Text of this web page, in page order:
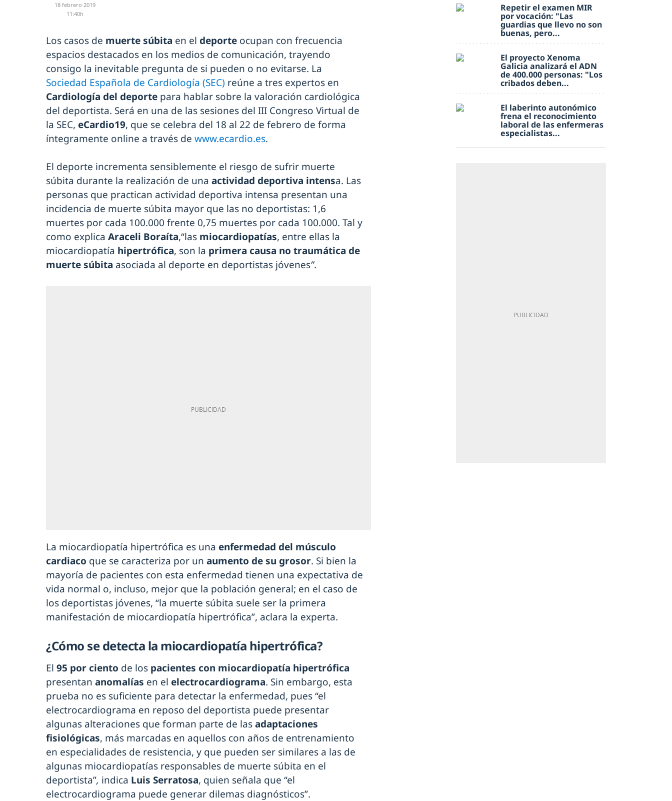
18 febrero 2019
11:40h
Los casos de muerte súbita en el deporte ocupan con frecuencia
espacios destacados en los medios de comunicación, trayendo
consigo la inevitable pregunta de si pueden o no evitarse. La
Sociedad Española de Cardiología (SEC) reúne a tres expertos en
Cardiología del deporte para hablar sobre la valoración cardiológica
del deportista. Será en una de las sesiones del III Congreso Virtual de
la SEC, eCardio19, que se celebra del 18 al 22 de febrero de forma
íntegramente online a través de www.ecardio.es.
El deporte incrementa sensiblemente el riesgo de sufrir muerte
súbita durante la realización de una actividad deportiva intensa. Las
personas que practican actividad deportiva intensa presentan una
incidencia de muerte súbita mayor que las no deportistas: 1,6
muertes por cada 100.000 frente 0,75 muertes por cada 100.000. Tal y
como explica Araceli Boraíta,“las miocardiopatías, entre ellas la
miocardiopatía hipertrófica, son la primera causa no traumática de
muerte súbita asociada al deporte en deportistas jóvenes”.
La miocardiopatía hipertrófica es una enfermedad del músculo
cardiaco que se caracteriza por un aumento de su grosor. Si bien la
mayoría de pacientes con esta enfermedad tienen una expectativa de
vida normal o, incluso, mejor que la población general; en el caso de
los deportistas jóvenes, “la muerte súbita suele ser la primera
manifestación de miocardiopatía hipertrófica”, aclara la experta.
¿Cómo se detecta la miocardiopatía hipertrófica?
El 95 por ciento de los pacientes con miocardiopatía hipertrófica
presentan anomalías en el electrocardiograma. Sin embargo, esta
prueba no es suficiente para detectar la enfermedad, pues “el
electrocardiograma en reposo del deportista puede presentar
algunas alteraciones que forman parte de lasadaptaciones
fisiológicas, más marcadas en aquellos con años de entrenamiento
en especialidades de resistencia, y que pueden ser similares a las de
algunas miocardiopatías responsables de muerte súbita en el
deportista”, indica Luis Serratosa, quien señala que “el
electrocardiograma puede generar dilemas diagnósticos”.
Repetir el examen MIR
por vocación: "Las
guardias que llevo no son
buenas, pero...
El proyecto Xenoma
Galicia analizará el ADN
de 400.000 personas: "Los
cribados deben...
El laberinto autonómico
frena el reconocimiento
laboral de las enfermeras
especialistas...